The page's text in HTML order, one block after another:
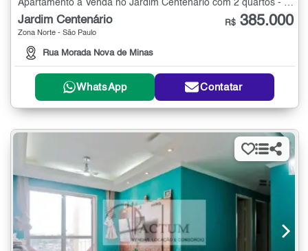
Apartamento à Venda no Jardim Centenário com 2 quartos - 53 m²
Jardim Centenário
Zona Norte - São Paulo
Rua Morada Nova de Minas
R$ 385.000
WhatsApp Contatar